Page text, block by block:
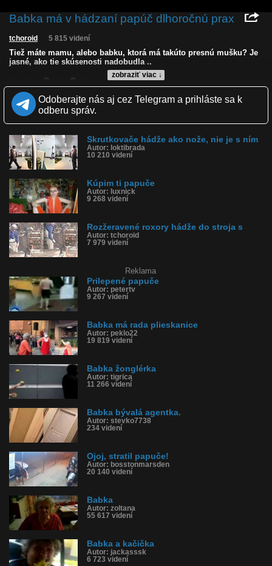
Babka má v hádzaní papúč dlhoročnú prax
zobraziť viac ↓
tchoroid 5 815 videní
Tiež máte mamu, alebo babku, ktorá má takúto presnú mušku? Je
jasné, ako tie skúsenosti nadobudla ..
Zverejnené: 19.5.2026 11:12
Páči sa: 91% (23 hlasov)
Obľúbené: 1
Komentárov: 11
Kategória: zábavné
Tagy: hádže papuče, presná trefa, babka športovkyňa, papuče po
deťoch, šľapky po deťoch
História sledovanosti videa:
Odoberajte nás aj cez Telegram a prihláste sa k
odberu správ.
Skrutkovače hádže ako nože, nie je s ním
Autor: loktibrada
10 210 videní
Kúpim ti papuče
Autor: luxnick
9 268 videní
Rozžeravené roxory hádže do stroja s
Autor: tchoroid
7 979 videní
Reklama
Prilepené papuče
Autor: petertv
9 267 videní
Babka má rada plieskanice
Autor: peklo22
19 819 videní
Babka žonglérka
Autor: tigrica
11 266 videní
Babka bývalá agentka.
Autor: stevko7738
234 videní
Ojoj, stratil papuče!
Autor: bosstonmarsden
20 140 videní
Babka
Autor: zoltana
55 617 videní
Babka a kačička
Autor: jackasssk
6 723 videní